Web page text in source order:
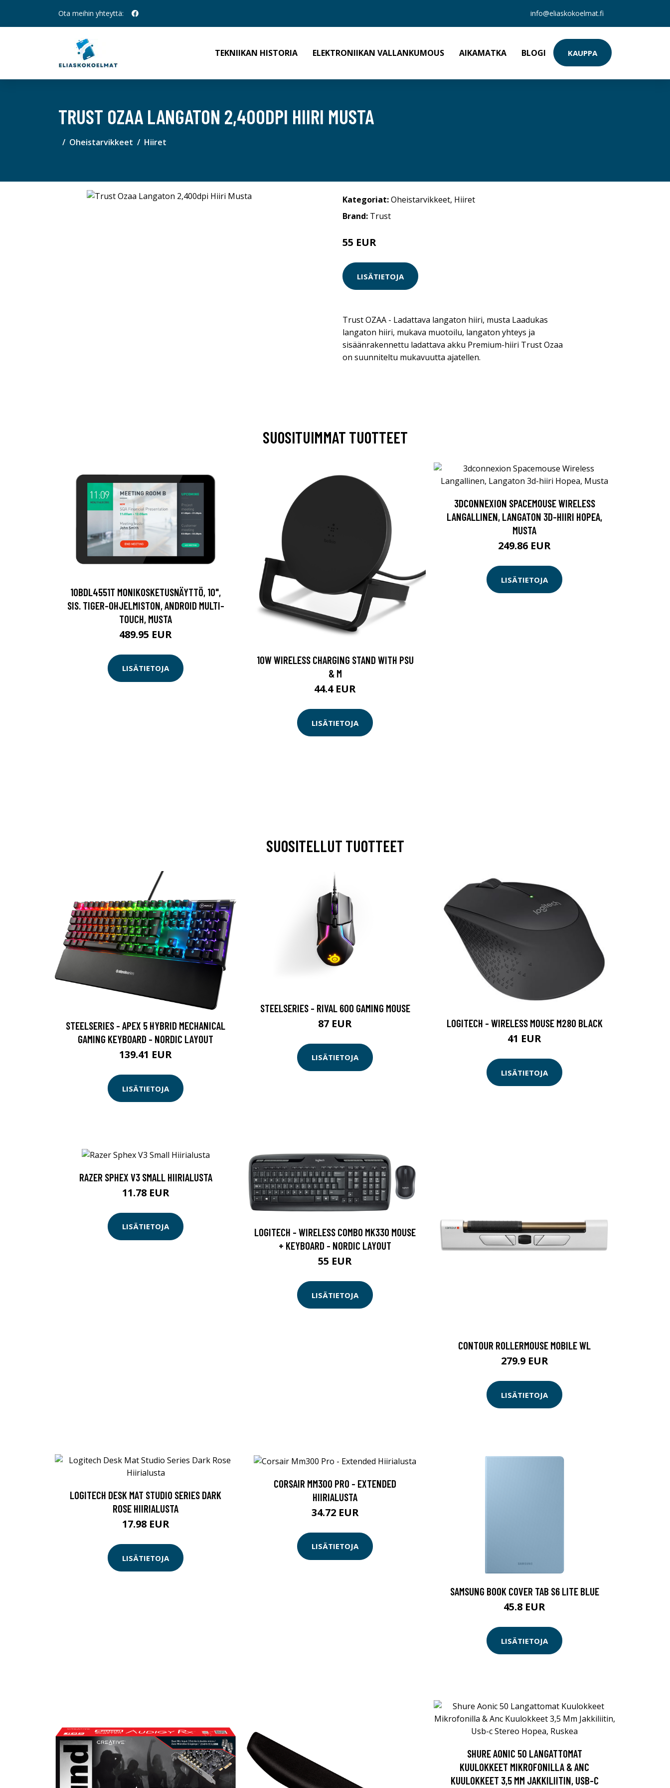
Ota meihin yhteyttä: info@eliaskokoelmat.fi
TEKNIIKAN HISTORIA ELEKTRONIIKAN VALLANKUMOUS AIKAMATKA BLOGI KAUPPA
TRUST OZAA LANGATON 2,400DPI HIIRI MUSTA
Oheistarvikkeet Hiiret
Kategoriat:Oheistarvikkeet, Hiiret
Brand: Trust
55 EUR
LISÄTIETOJA
Trust OZAA - Ladattava langaton hiiri, musta Laadukas
langaton hiiri, mukava muotoilu, langaton yhteys ja
sisäänrakennettu ladattava akku Premium-hiiri Trust Ozaa
on suunniteltu mukavuutta ajatellen.
SUOSITUIMMAT TUOTTEET
10BDL4551T MONIKOSKETUSNÄYTTÖ, 10",
SIS. TIGER-OHJELMISTON, ANDROID MULTI-
TOUCH, MUSTA
489.95 EUR
LISÄTIETOJA
10W WIRELESS CHARGING STAND WITH PSU
& M
44.4 EUR
LISÄTIETOJA
3DCONNEXION SPACEMOUSE WIRELESS
LANGALLINEN, LANGATON 3D-HIIRI HOPEA,
MUSTA
249.86 EUR
LISÄTIETOJA
SUOSITELLUT TUOTTEET
STEELSERIES - APEX 5 HYBRID MECHANICAL
GAMING KEYBOARD - NORDIC LAYOUT
139.41 EUR
LISÄTIETOJA
STEELSERIES - RIVAL 600 GAMING MOUSE
87 EUR
LISÄTIETOJA
LOGITECH - WIRELESS MOUSE M280 BLACK
41 EUR
LISÄTIETOJA
RAZER SPHEX V3 SMALL HIIRIALUSTA
11.78 EUR
LISÄTIETOJA
LOGITECH - WIRELESS COMBO MK330 MOUSE
+ KEYBOARD - NORDIC LAYOUT
55 EUR
LISÄTIETOJA
CONTOUR ROLLERMOUSE MOBILE WL
279.9 EUR
LISÄTIETOJA
LOGITECH DESK MAT STUDIO SERIES DARK
ROSE HIIRIALUSTA
17.98 EUR
LISÄTIETOJA
CORSAIR MM300 PRO - EXTENDED
HIIRIALUSTA
34.72 EUR
LISÄTIETOJA
SAMSUNG BOOK COVER TAB S6 LITE BLUE
45.8 EUR
LISÄTIETOJA
SHURE AONIC 50 LANGATTOMAT
KUULOKKEET MIKROFONILLA & ANC
KUULOKKEET 3,5 MM JAKKILIITIN, USB-C